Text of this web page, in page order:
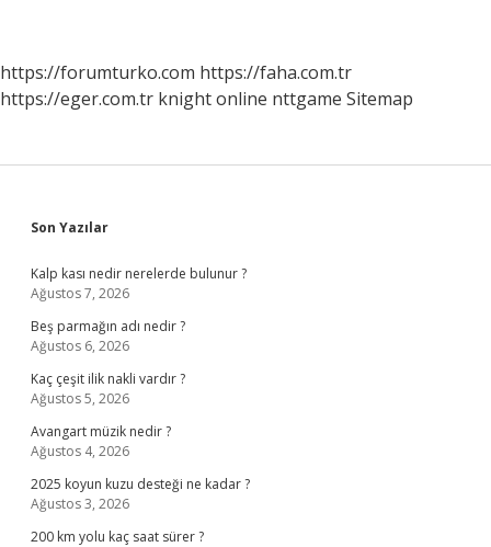
https://forumturko.com https://faha.com.tr
https://eger.com.tr knight online nttgame Sitemap
Sidebar
Son Yazılar
Kalp kası nedir nerelerde bulunur ?
Ağustos 7, 2026
Beş parmağın adı nedir ?
Ağustos 6, 2026
Kaç çeşit ilik nakli vardır ?
Ağustos 5, 2026
Avangart müzik nedir ?
Ağustos 4, 2026
2025 koyun kuzu desteği ne kadar ?
Ağustos 3, 2026
200 km yolu kaç saat sürer ?